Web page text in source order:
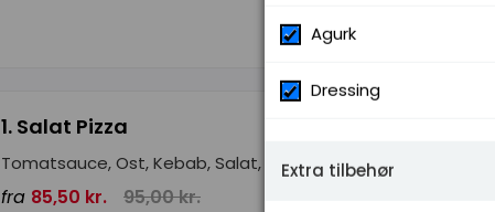
1. Salat Pizza
Tomatsauce, Ost, Kebab, Salat, Dressing
fra 85,50 kr. 95,00 kr.
Agurk
Dressing
Extra tilbehør